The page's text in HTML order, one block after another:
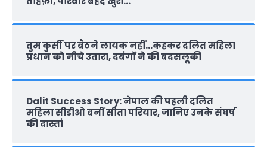
तुम कुर्सी पर बैठने लायक नहीं…कहकर दलित महिला
प्रधान को नीचे उतारा, दबंगों ने की बदसलूकी
Dalit Success Story: नेपाल की पहली दलित
महिला सीडीओ बनीं सीता परियार, जानिए उनके संघर्ष
की दास्‍तां